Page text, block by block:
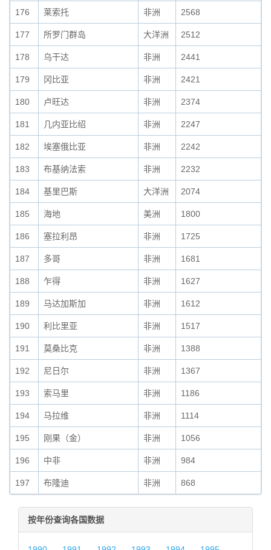
176 莱索托 非洲 2568
177 所罗门群岛 大洋洲 2512
178 乌干达 非洲 2441
179 冈比亚 非洲 2421
180 卢旺达 非洲 2374
181 几内亚比绍 非洲 2247
182 埃塞俄比亚 非洲 2242
183 布基纳法索 非洲 2232
184 基里巴斯 大洋洲 2074
185 海地 美洲 1800
186 塞拉利昂 非洲 1725
187 多哥 非洲 1681
188 乍得 非洲 1627
189 马达加斯加 非洲 1612
190 利比里亚 非洲 1517
191 莫桑比克 非洲 1388
192 尼日尔 非洲 1367
193 索马里 非洲 1186
194 马拉维 非洲 1114
195 刚果（金） 非洲 1056
196 中非 非洲 984
197 布隆迪 非洲 868
按年份查询各国数据